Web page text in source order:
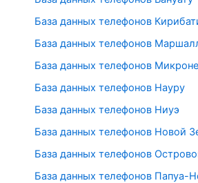
База данных телефонов
База данных телефонов
База данных телефонов
База данных телефонов Науру
База данных телефонов Ниуэ
База данных телефонов Новой
База данных телефонов
База данных телефонов Папуа-